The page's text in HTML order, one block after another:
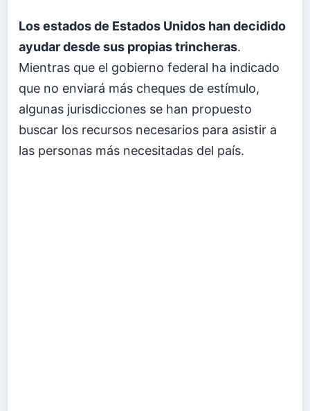
Los estados de Estados Unidos han decidido
ayudar desde sus propias trincheras.
Mientras que el gobierno federal ha indicado
que no enviará más cheques de estímulo,
algunas jurisdicciones se han propuesto
buscar los recursos necesarios para asistir a
las personas más necesitadas del país.